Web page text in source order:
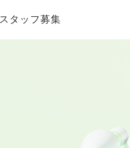
スタッフ募集